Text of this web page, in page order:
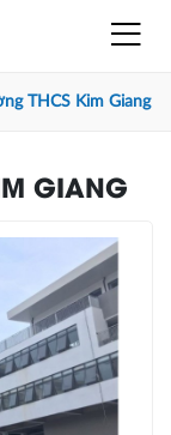
THCS Kim Giang
GIANG